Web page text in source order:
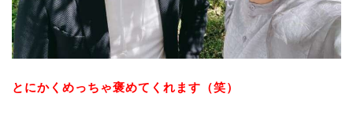
とにかくめっちゃ褒めてくれます（笑）